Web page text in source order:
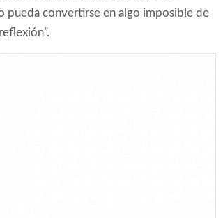
pueda convertirse en algo imposible de